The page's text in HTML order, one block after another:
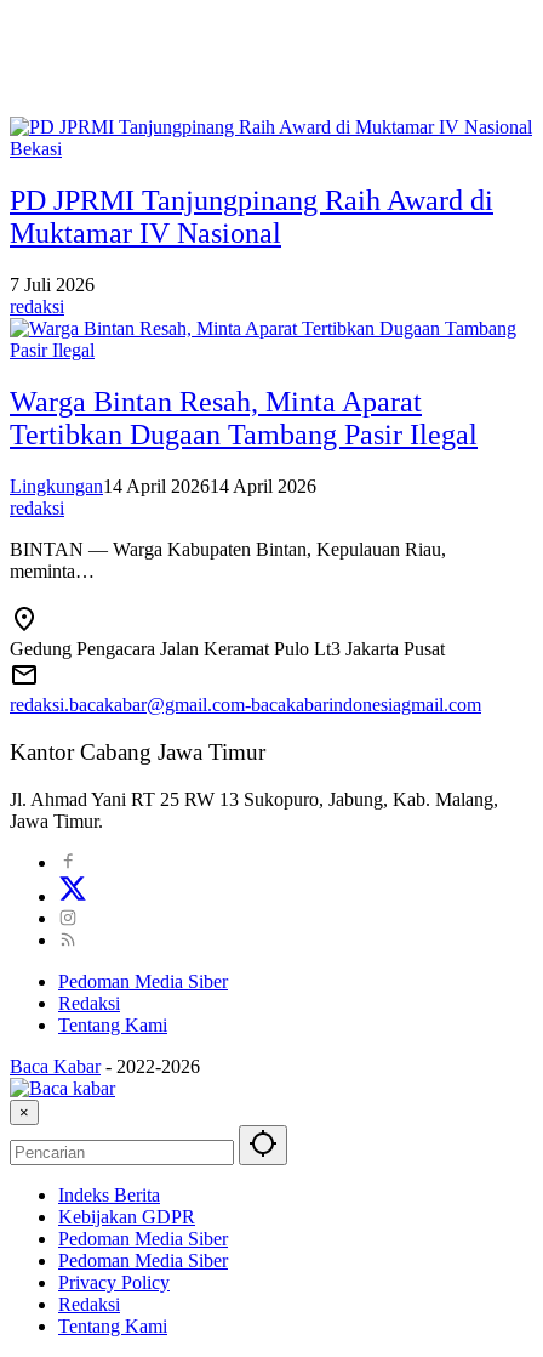
Bekasi
PD JPRMI Tanjungpinang Raih Award di
Muktamar IV Nasional
7 Juli 2026
redaksi
Warga Bintan Resah, Minta Aparat
Tertibkan Dugaan Tambang Pasir Ilegal
Lingkungan14 April 202614 April 2026
redaksi
BINTAN — Warga Kabupaten Bintan, Kepulauan Riau,
meminta…
Gedung Pengacara Jalan Keramat Pulo Lt3 Jakarta Pusat
redaksi.bacakabar@gmail.com-bacakabarindonesiagmail.com
Kantor Cabang Jawa Timur
Jl. Ahmad Yani RT 25 RW 13 Sukopuro, Jabung, Kab. Malang,
Jawa Timur.
Pedoman Media Siber
Redaksi
Tentang Kami
Baca Kabar - 2022-2026
×
Indeks Berita
Kebijakan GDPR
Pedoman Media Siber
Pedoman Media Siber
Privacy Policy
Redaksi
Tentang Kami